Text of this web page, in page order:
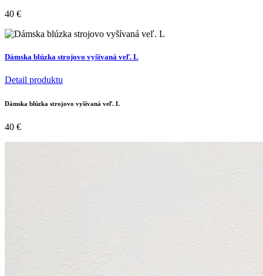
40 €
Dámska blúzka strojovo vyšívaná veľ. L
Detail produktu
Dámska blúzka strojovo vyšívaná veľ. L
40 €